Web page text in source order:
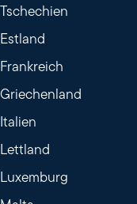
Tschechien
Estland
Frankreich
Griechenland
Italien
Lettland
Luxemburg